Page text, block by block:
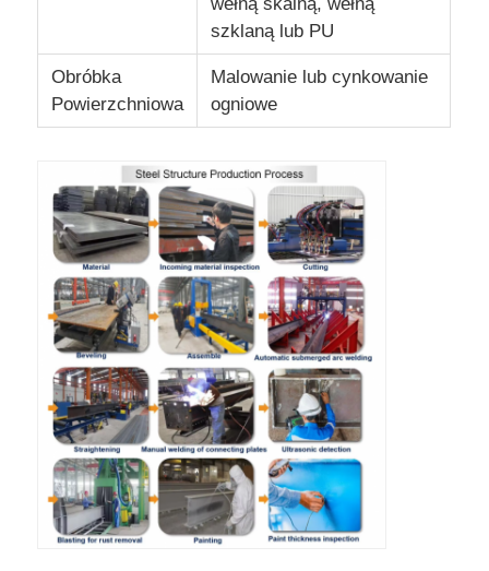
szklaną lub PU
Obróbka
Powierzchniowa
Malowanie lub cynkowanie
ogniowe